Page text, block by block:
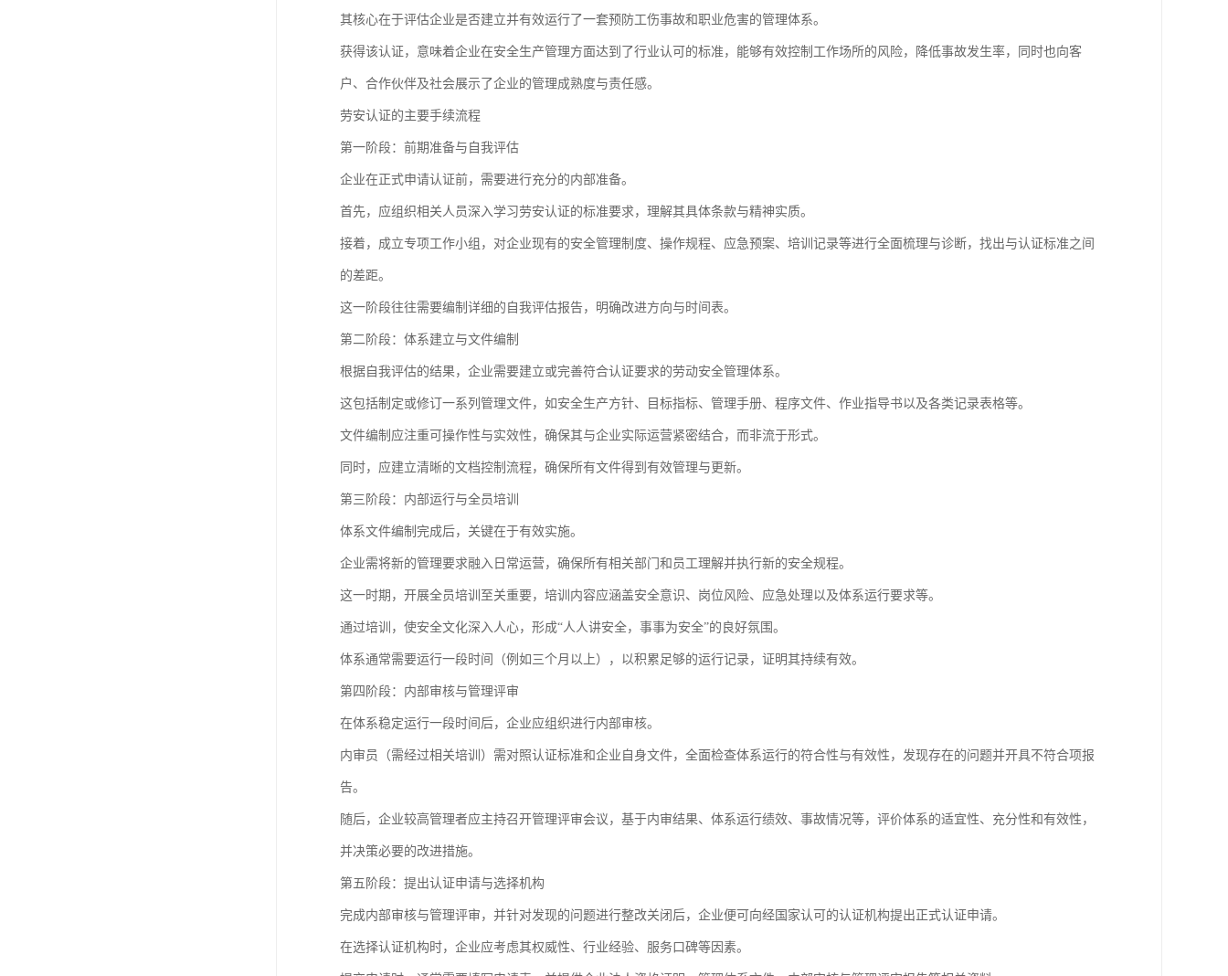
其核心在于评估企业是否建立并有效运行了一套预防工伤事故和职业危害的管理体系。
获得该认证，意味着企业在安全生产管理方面达到了行业认可的标准，能够有效控制工作场所的风险，降低事故发生率，同时也向客
户、合作伙伴及社会展示了企业的管理成熟度与责任感。
劳安认证的主要手续流程
第一阶段：前期准备与自我评估
企业在正式申请认证前，需要进行充分的内部准备。
首先，应组织相关人员深入学习劳安认证的标准要求，理解其具体条款与精神实质。
接着，成立专项工作小组，对企业现有的安全管理制度、操作规程、应急预案、培训记录等进行全面梳理与诊断，找出与认证标准之间
的差距。
这一阶段往往需要编制详细的自我评估报告，明确改进方向与时间表。
第二阶段：体系建立与文件编制
根据自我评估的结果，企业需要建立或完善符合认证要求的劳动安全管理体系。
这包括制定或修订一系列管理文件，如安全生产方针、目标指标、管理手册、程序文件、作业指导书以及各类记录表格等。
文件编制应注重可操作性与实效性，确保其与企业实际运营紧密结合，而非流于形式。
同时，应建立清晰的文档控制流程，确保所有文件得到有效管理与更新。
第三阶段：内部运行与全员培训
体系文件编制完成后，关键在于有效实施。
企业需将新的管理要求融入日常运营，确保所有相关部门和员工理解并执行新的安全规程。
这一时期，开展全员培训至关重要，培训内容应涵盖安全意识、岗位风险、应急处理以及体系运行要求等。
通过培训，使安全文化深入人心，形成“人人讲安全，事事为安全”的良好氛围。
体系通常需要运行一段时间（例如三个月以上），以积累足够的运行记录，证明其持续有效。
第四阶段：内部审核与管理评审
在体系稳定运行一段时间后，企业应组织进行内部审核。
内审员（需经过相关培训）需对照认证标准和企业自身文件，全面检查体系运行的符合性与有效性，发现存在的问题并开具不符合项报
告。
随后，企业较高管理者应主持召开管理评审会议，基于内审结果、体系运行绩效、事故情况等，评价体系的适宜性、充分性和有效性，
并决策必要的改进措施。
第五阶段：提出认证申请与选择机构
完成内部审核与管理评审，并针对发现的问题进行整改关闭后，企业便可向经国家认可的认证机构提出正式认证申请。
在选择认证机构时，企业应考虑其权威性、行业经验、服务口碑等因素。